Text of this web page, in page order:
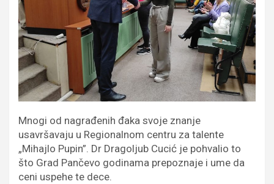
Mnogi od nagrađenih đaka svoje znanje
usavršavaju u Regionalnom centru za talente
„Mihajlo Pupin”. Dr Dragoljub Cucić je pohvalio to
što Grad Pančevo godinama prepoznaje i ume da
ceni uspehe te dece.